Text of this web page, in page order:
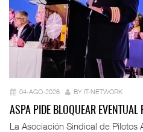
04-AGO-2026 BY IT-NETWORK
ASPA PIDE BLOQUEAR EVENTUAL
La Asociación Sindical de Pilotos